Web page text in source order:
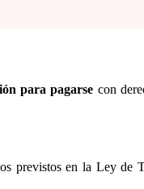
para pagarse con
previstos en la Ley de